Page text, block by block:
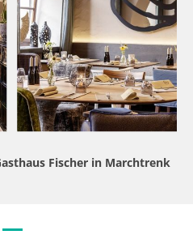
Fischer in Marchtrenk